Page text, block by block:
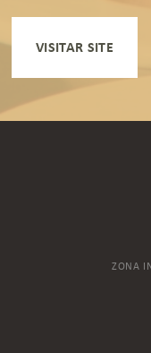
VISITAR SITE
ZONA